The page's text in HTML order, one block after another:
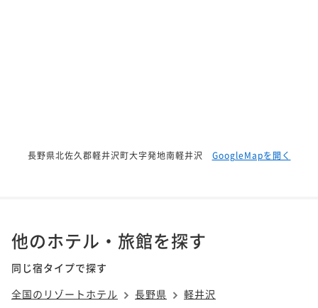
長野県北佐久郡軽井沢町大字発地南軽井沢 GoogleMapを開く
他のホテル・旅館を探す
同じ宿タイプで探す
全国のリゾートホテル
長野県 軽井沢